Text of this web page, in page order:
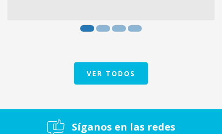
VER TODOS
Síganos en las redes